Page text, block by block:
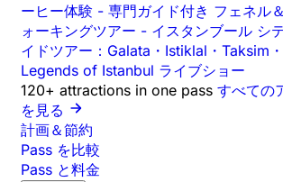
ーヒー体験 - 専門ガイド付き フェネル
ォーキングツアー - イスタンブール シ
イドツアー：Galata・Istiklal・Taksim
Legends of Istanbul ライブショー
120+ attractions in one pass すべての
を見る
計画＆節約
Pass を比較
Pass と料金